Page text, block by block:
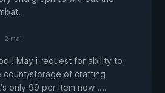
2 mai
! May i request for ability to
count/storage of crafting
only 99 per item now ....